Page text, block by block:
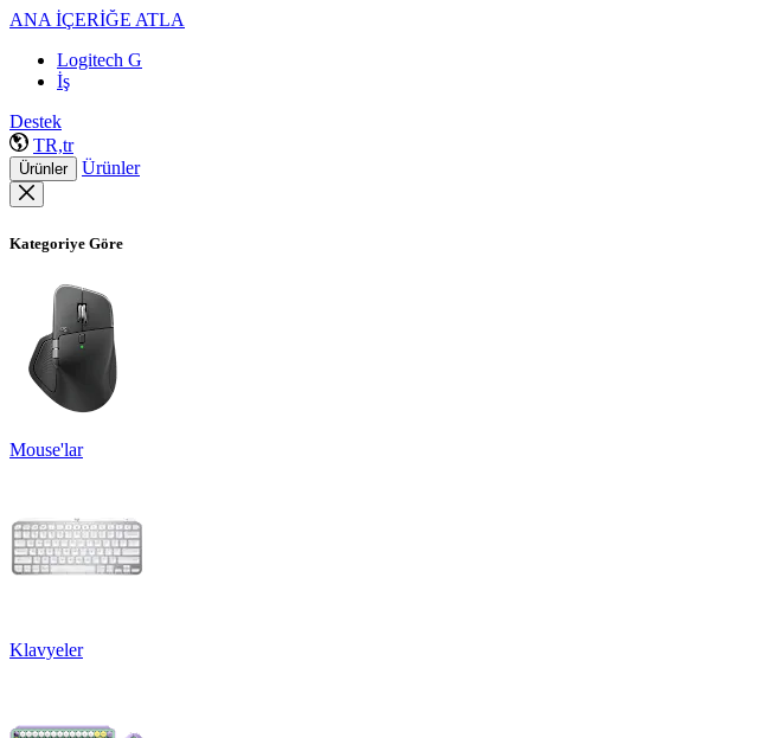
ANA İÇERİĞE ATLA
Logitech G
İş
Destek
TR,tr
Ürünler Ürünler
Kategoriye Göre
Mouse'lar
Klavyeler